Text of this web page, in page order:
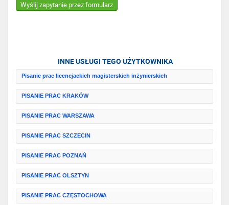
Wyślij zapytanie przez formularz
INNE USŁUGI TEGO UŻYTKOWNIKA
Pisanie prac licencjackich magisterskich inżynierskich
PISANIE PRAC KRAKÓW
PISANIE PRAC WARSZAWA
PISANIE PRAC SZCZECIN
PISANIE PRAC POZNAŃ
PISANIE PRAC OLSZTYN
PISANIE PRAC CZĘSTOCHOWA